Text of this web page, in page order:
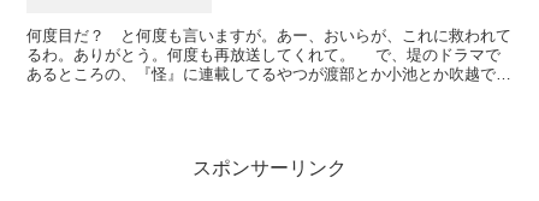
何度目だ？ と何度も言いますが。あー、おいらが、これに救われて
るわ。ありがとう。何度も再放送してくれて。 で、堤のドラマで
あるところの、『怪』に連載してるやつが渡部とか小池とか吹越でド
スポンサーリンク